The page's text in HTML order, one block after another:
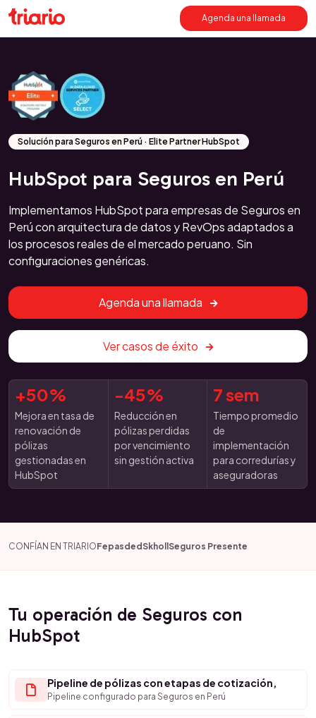
Agenda una llamada
Solución para Seguros en Perú · Elite Partner HubSpot
HubSpot para Seguros en Perú
Implementamos HubSpot para empresas de Seguros en
Perú con arquitectura de datos y RevOps adaptados a
los procesos reales de el mercado peruano. Sin
configuraciones genéricas.
Agenda una llamada
Ver casos de éxito
+50%
Mejora en tasa de
renovación de
pólizas
gestionadas en
HubSpot
-45%
Reducción en
pólizas perdidas
por vencimiento
sin gestión activa
7 sem
Tiempo promedio
de
implementación
para corredurías y
aseguradoras
CONFÍAN EN TRIARIOFepasded Skholl Seguros Presente
Tu operación de Seguros con
HubSpot
Pipeline de pólizas con etapas de cotización,
Pipeline configurado para Seguros en Perú